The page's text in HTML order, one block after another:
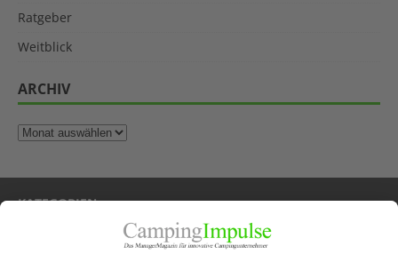
Ratgeber
Weitblick
ARCHIV
KATEGORIEN